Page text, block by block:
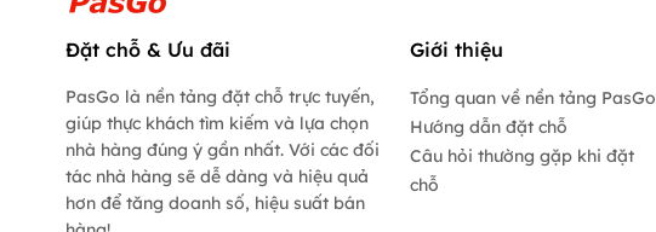
Đặt chỗ & Ưu đãi
PasGo là nền tảng đặt chỗ trực tuyến,
giúp thực khách tìm kiếm và lựa chọn
nhà hàng đúng ý gần nhất. Với các đối
tác nhà hàng sẽ dễ dàng và hiệu quả
hơn để tăng doanh số, hiệu suất bán
Giới thiệu
Tổng quan về nền tảng PasGo
Hướng dẫn đặt chỗ
Câu hỏi thường gặp khi đặt
chỗ